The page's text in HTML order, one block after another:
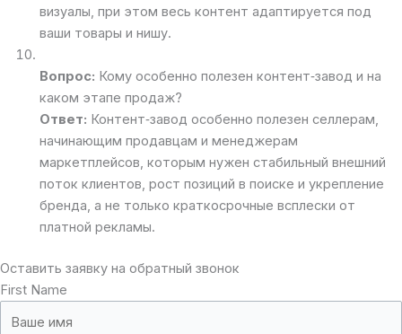
визуалы, при этом весь контент адаптируется под
ваши товары и нишу.
Вопрос: Кому особенно полезен контент‑завод и на
каком этапе продаж?
Ответ: Контент‑завод особенно полезен селлерам,
начинающим продавцам и менеджерам
маркетплейсов, которым нужен стабильный внешний
поток клиентов, рост позиций в поиске и укрепление
бренда, а не только краткосрочные всплески от
платной рекламы.
Оставить заявку на обратный звонок
First Name